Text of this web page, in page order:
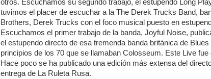
otros. Escuchamos su segundo trabajo, el estupendo Long
tuvimos el placer de escuchar a la The Derek Trucks Band,
Brothers, Derek Trucks con el foco musical puesto en
Escuchamos el primer trabajo de la banda, Joyful Noise,
el estupendo directo de esa tremenda banda británica de
principios de los 70 que se llamaban Colosseum. Este Live
Hace poco se ha publicado una edición más extensa del
entrega de La Ruleta Rusa.